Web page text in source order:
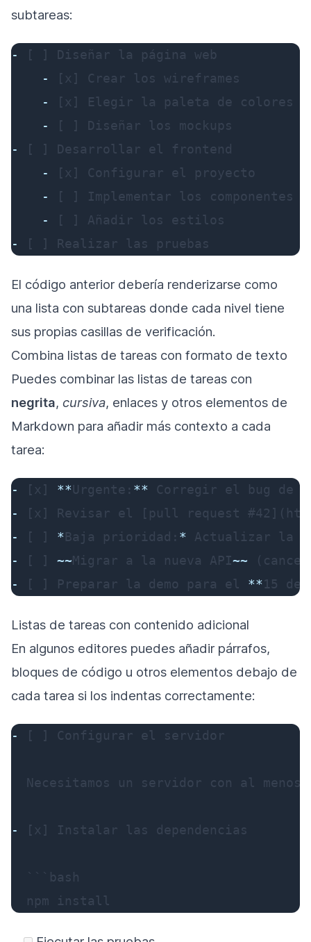
subtareas:
-
[ ] Diseñar la página web
-
[x] Crear los wireframes
-
[x] Elegir la paleta de colores
-
-
[ ] Desarrollar el frontend
-
[x] Configurar el proyecto
-
[ ] Implementar los componentes
-
-
[ ] Realizar las pruebas
El código anterior debería renderizarse como
una lista con subtareas donde cada nivel tiene
sus propias casillas de verificación.
Combina listas de tareas con formato de texto
Puedes combinar las listas de tareas con
negrita, cursiva, enlaces y otros elementos de
Markdown para añadir más contexto a cada
tarea:
- [x] **Urgente: **
-
[x] Revisar el [ pull request #42 ](
-
[ ] *Baja prioridad: *
-
[ ] ~~Migrar a la nueva API~~
-
[ ] Preparar la demo para el **15 de
Listas de tareas con contenido adicional
En algunos editores puedes añadir párrafos,
bloques de código u otros elementos debajo de
cada tarea si los indentas correctamente:
- [ ] Configurar el servidor
Necesitamos un servidor con al menos
- [x] Instalar las dependencias
  ```bash
  npm install